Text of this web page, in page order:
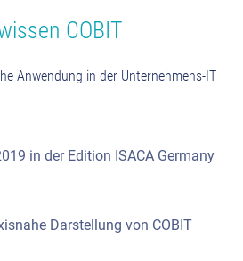
COBIT
Anwendung in der Unternehmens-IT
in der Edition ISACA Germany
Darstellung von COBIT